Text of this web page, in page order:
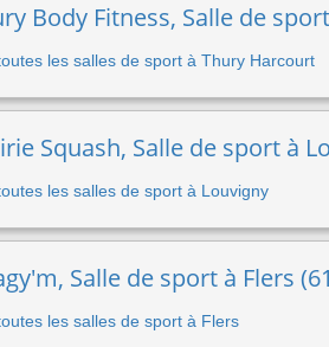
Body Fitness, Salle de
les salles de sport à Thury Harcourt
Squash, Salle de sport à
les salles de sport à Louvigny
Salle de sport à Flers
les salles de sport à Flers